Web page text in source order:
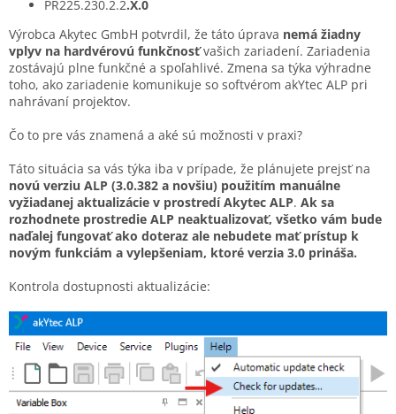
PR225.230.2.2.X.0
Výrobca Akytec GmbH potvrdil, že táto úprava nemá žiadny
vplyv na hardvérovú funkčnosťvašich zariadení. Zariadenia
zostávajú plne funkčné a spoľahlivé. Zmena sa týka výhradne
toho, ako zariadenie komunikuje so softvérom akYtec ALP pri
nahrávaní projektov.
Čo to pre vás znamená a aké sú možnosti v praxi?
Táto situácia sa vás týka iba v prípade, že plánujete prejsť na
novú verziu ALP (3.0.382 a novšiu) použitím manuálne
vyžiadanej aktualizácie v prostredí Akytec ALP. Ak sa
rozhodnete prostredie ALP neaktualizovať, všetko vám bude
naďalej fungovať ako doteraz ale nebudete mať prístup k
novým funkciám a vylepšeniam, ktoré verzia 3.0 prináša.
Kontrola dostupnosti aktualizácie: